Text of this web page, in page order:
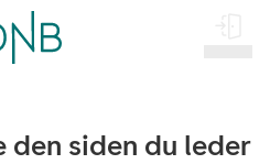
den siden du leder